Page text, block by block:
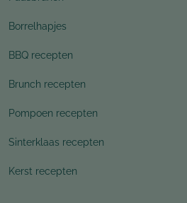
Borrelhapjes
BBQ recepten
Brunch recepten
Pompoen recepten
Sinterklaas recepten
Kerst recepten